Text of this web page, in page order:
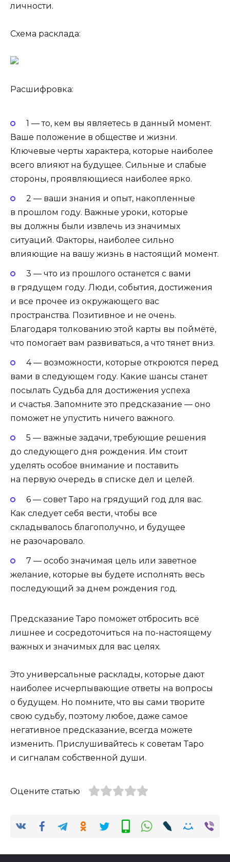
личности.
Схема расклада:
Расшифровка:
1 — то, кем вы являетесь в данный момент.
Ваше положение в обществе и жизни.
Ключевые черты характера, которые наиболее
всего влияют на будущее. Сильные и слабые
стороны, проявляющиеся наиболее ярко.
2 — ваши знания и опыт, накопленные
в прошлом году. Важные уроки, которые
вы должны были извлечь из значимых
ситуаций. Факторы, наиболее сильно
влияющие на вашу жизнь в настоящий момент.
3 — что из прошлого останется с вами
в грядущем году. Люди, события, достижения
и все прочее из окружающего вас
пространства. Позитивное и не очень.
Благодаря толкованию этой карты вы поймётё,
что помогает вам развиваться, а что тянет вниз.
4 — возможности, которые откроются перед
вами в следующем году. Какие шансы станет
посылать Судьба для достижения успеха
и счастья. Запомните это предсказание — оно
поможет не упустить ничего важного.
5 — важные задачи, требующие решения
до следующего дня рождения. Им стоит
уделять особое внимание и поставить
на первую очередь в списке дел и целей.
6 — совет Таро на грядущий год для вас.
Как следует себя вести, чтобы все
складывалось благополучно, и будущее
не разочаровало.
7 — особо значимая цель или заветное
желание, которые вы будете исполнять весь
последующий за днем рождения год.
Предсказание Таро поможет отбросить всё
лишнее и сосредоточиться на по-настоящему
важных и значимых для вас целях.
Это универсальные расклады, которые дают
наиболее исчерпывающие ответы на вопросы
о будущем. Но помните, что вы сами творите
свою судьбу, поэтому любое, даже самое
негативное предсказание, всегда можете
изменить. Прислушивайтесь к советам Таро
и сигналам собственной души.
Оцените статью